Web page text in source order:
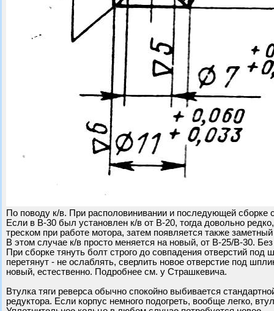
По поводу к/в. При располовинивании и последующей сборке
Если в В-30 был установлен к/в от В-20, тогда довольно
треском при работе мотора, затем появляется также
В этом случае к/в просто меняется на новый, от В-25/В-30.
При сборке тянуть болт строго до совпадения отверстий
перетянут - не ослаблять, сверлить новое отверстие под
новый, естественно. Подробнее см. у Страшкевича.
Втулка тяги реверса обычно спокойно выбивается
редуктора. Если корпус немного подогреть, вообще легко,